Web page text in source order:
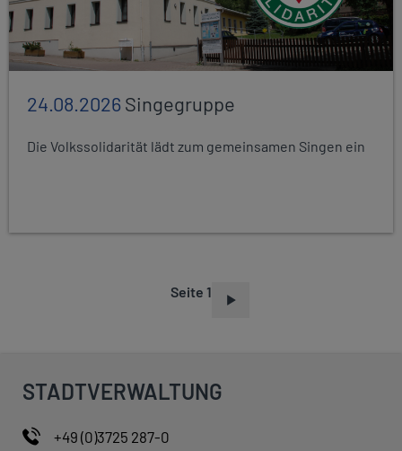
24.08.2026Singegruppe
Die Volkssolidarität lädt zum gemeinsamen Singen ein
Seite 1
STADTVERWALTUNG
+49 (0)3725 287-0